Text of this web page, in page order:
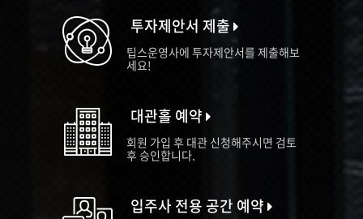
투자제안서 제출
팁스운영사에 투자제안서를 제출해보
세요!
대관홀 예약
회원 가입 후 대관 신청해주시면 검토
후 승인합니다.
입주사 전용 공간 예약